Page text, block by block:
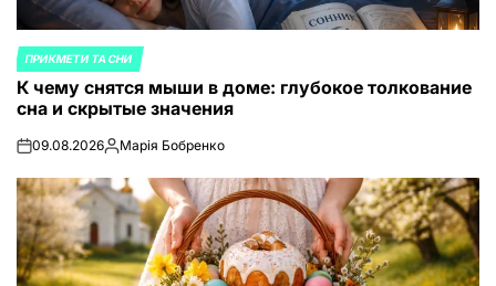
ОПУБЛИКОВАНО
В
ПРИКМЕТИ ТА СНИ
К чему снятся мыши в доме: глубокое толкование
сна и скрытые значения
on09.08.2026Запись
Марія Бобренко